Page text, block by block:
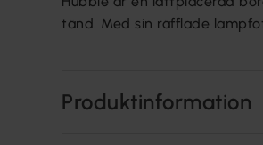
tänd. Med sin räfflade
Produktinformation